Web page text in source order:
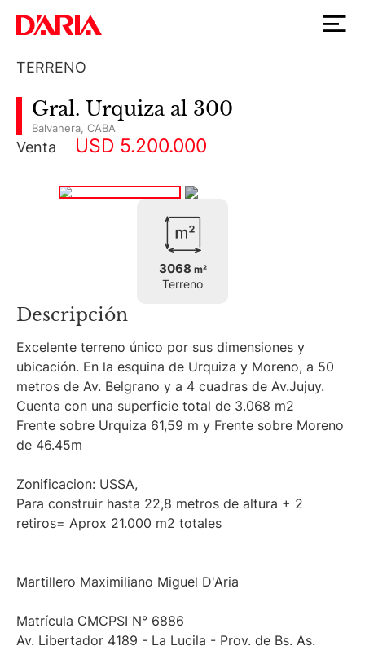
TERRENO
Gral. Urquiza al 300
Balvanera CABA
Venta USD 5.200.000
3068 m²
Terreno
Descripción
Excelente terreno único por sus dimensiones y
ubicación. En la esquina de Urquiza y Moreno, a 50
metros de Av. Belgrano y a 4 cuadras de Av.Jujuy.
Cuenta con una superficie total de 3.068 m2
Frente sobre Urquiza 61,59 m y Frente sobre Moreno
de 46.45m
Zonificacion: USSA,
Para construir hasta 22,8 metros de altura + 2
retiros= Aprox 21.000 m2 totales
Martillero Maximiliano Miguel D'Aria
Matrícula CMCPSI N° 6886
Av. Libertador 4189 - La Lucila - Prov. de Bs. As.